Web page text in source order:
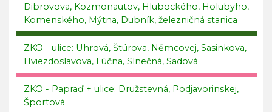
Dibrovova, Kozmonautov, Hlubockého, Holubyho,
Komenského, Mýtna, Dubník, železničná stanica
ZKO - ulice: Uhrová, Štúrova, Němcovej, Sasinkova,
Hviezdoslavova, Lúčna, Slnečná, Sadová
ZKO - Papraď + ulice: Družstevná, Podjavorinskej,
Športová